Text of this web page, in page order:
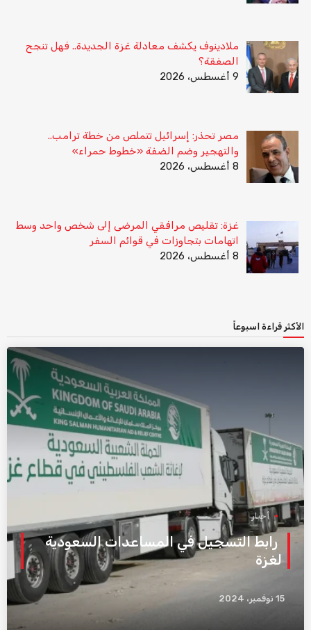
ملادينوف يكشف معادلة غزة الجديدة.. فهل تنجح
الصفقة؟
9 أغسطس، 2026
مصر تحذر: إسرائيل تتملص من خطة ترامب..
والتهجير وضم الضفة «خطوط حمراء»
8 أغسطس، 2026
غزة: تقليص مرافقي المرضى إلى شخص واحد وسط
اتهامات بتجاوزات في قوائم السفر
8 أغسطس، 2026
الأكثر قراءة اسبوعاً
أخبار
رابط التسجيل في المساعدات السعودية
لغزة
15 نوفمبر، 2024